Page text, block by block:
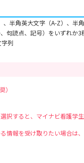
、半角英大文字（A-Z）、半
句読点、記号）をいずれか3
列
）
択すると、マイナビ看護学
情報を受け取りたい場合は